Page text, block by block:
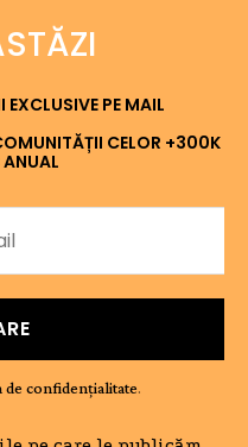
PE MAIL
CELOR +300K
ANUAL
de confidențialitate.